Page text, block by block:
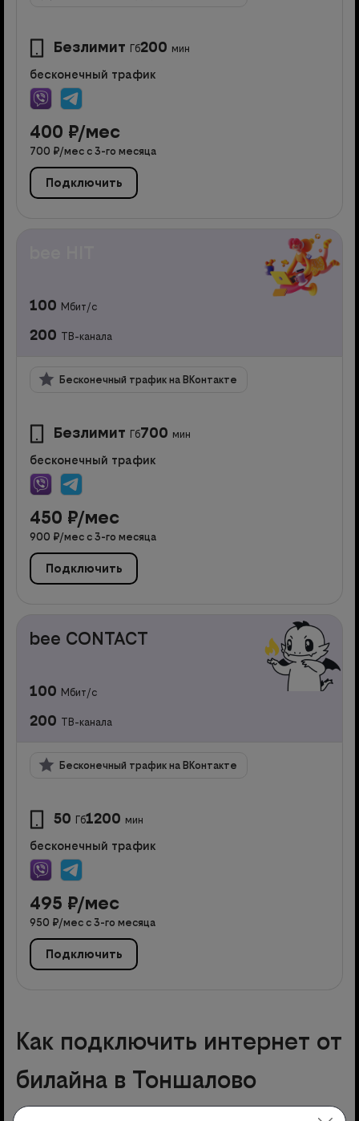
Безлимит Гб200 мин
бесконечный трафик
400 ₽/мес
700 ₽/мес с 3-го месяца
Подключить
100 Мбит/с
200 ТВ-канала
Бесконечный трафик на ВКонтакте
Безлимит Гб700 мин
бесконечный трафик
450 ₽/мес
900 ₽/мес с 3-го месяца
Подключить
bee CONTACT
100 Мбит/с
200 ТВ-канала
Бесконечный трафик на ВКонтакте
50 Гб1200 мин
бесконечный трафик
495 ₽/мес
950 ₽/мес с 3-го месяца
Подключить
Как подключить интернет от
билайна в Тоншалово